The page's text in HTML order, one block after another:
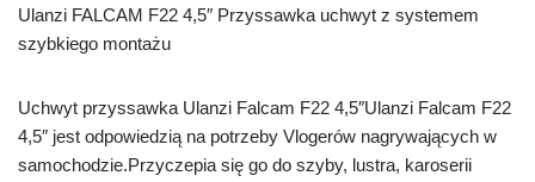
Ulanzi FALCAM F22 4,5″ Przyssawka uchwyt z systemem
szybkiego montażu
Uchwyt przyssawka Ulanzi Falcam F22 4,5″Ulanzi Falcam F22
4,5″ jest odpowiedzią na potrzeby Vlogerów nagrywających w
samochodzie.Przyczepia się go do szyby, lustra, karoserii